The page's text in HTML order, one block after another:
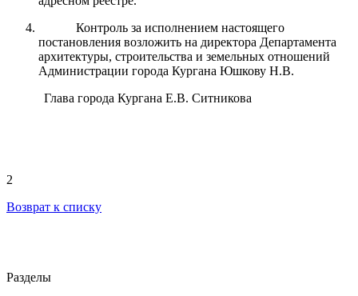
Контроль за исполнением настоящего
постановления возложить на директора Департамента
архитектуры, строительства и земельных отношений
Администрации города Кургана Юшкову Н.В.
Глава города Кургана Е.В. Ситникова
2
Возврат к списку
Разделы